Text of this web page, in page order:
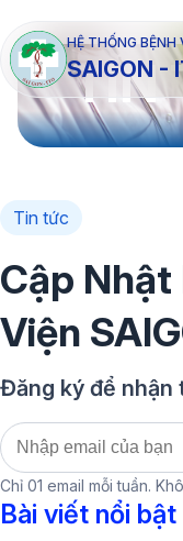
HỆ THỐNG BỆNH
SAIGON -
TIN
Tin tức
Cập Nhật
Viện
Đăng ký để nhận
Chỉ 01 email mỗi tuần.
Bài viết nổi bật